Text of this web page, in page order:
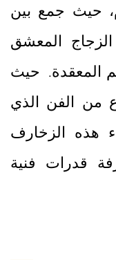
حيث جمع بين
المعشق
المعقدة. حيث
من الفن الذي
هذه الزخارف
قدرات فنية